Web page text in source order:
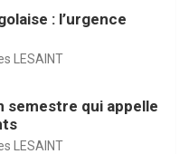
: l’urgence
LESAINT
semestre qui appelle
LESAINT